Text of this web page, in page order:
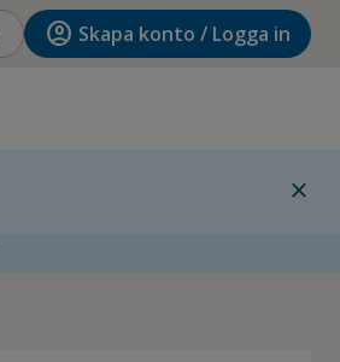
account_circle Skapa konto / Logga in
close